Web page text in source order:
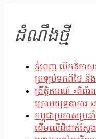
ដំណឹងថ្មី
ភ្នំពេញ បើកឱកា
ត្រឡប់មកពីថៃ និងអ្
ព្រឹត្តិការណ៍ «ពិព័រ
ក្រោមយុទ្ធនាការ «
កម្ពុជាប្រកាសប្រ
ដើមលើដីជាក់ស្ត